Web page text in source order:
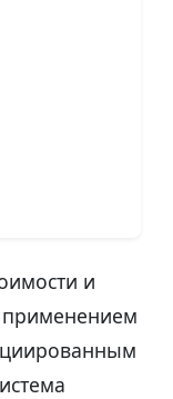
и
применением